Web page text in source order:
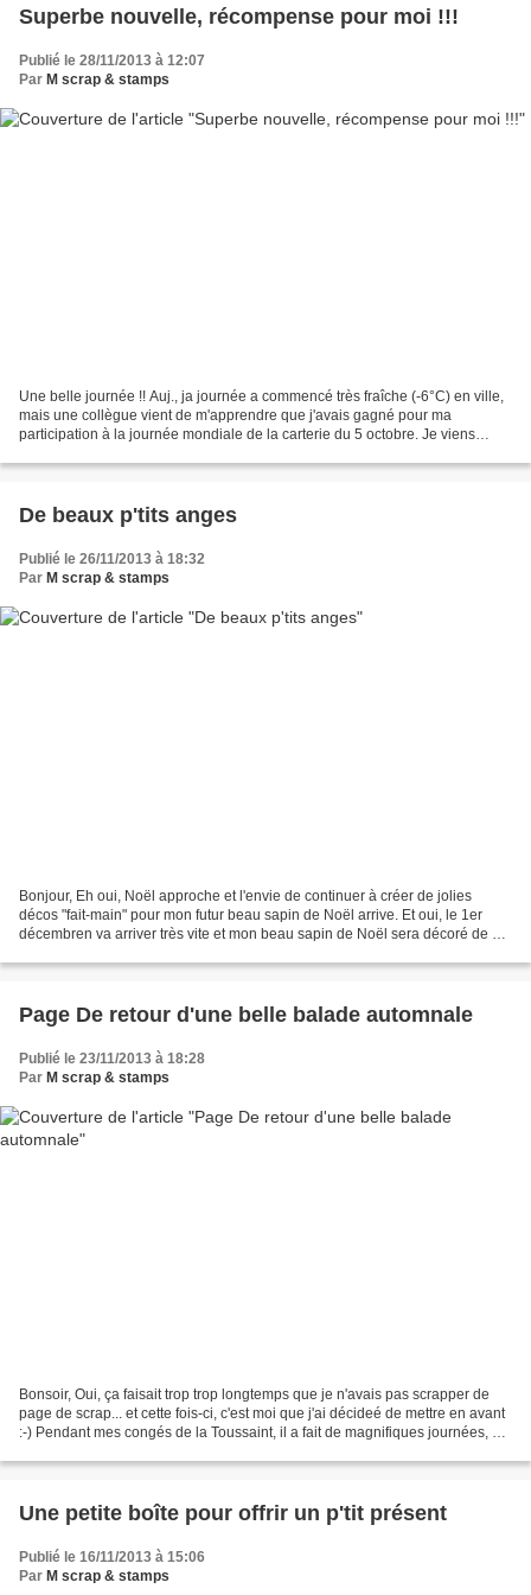
Superbe nouvelle, récompense pour moi !!!
Publié le 28/11/2013 à 12:07
Par M scrap & stamps
Une belle journée !! Auj., ja journée a commencé très fraîche (-6°C) en ville,
mais une collègue vient de m'apprendre que j'avais gagné pour ma
participation à la journée mondiale de la carterie du 5 octobre. Je viens
De beaux p'tits anges
Publié le 26/11/2013 à 18:32
Par M scrap & stamps
Bonjour, Eh oui, Noël approche et l'envie de continuer à créer de jolies
décos "fait-main" pour mon futur beau sapin de Noël arrive. Et oui, le 1er
décembren va arriver très vite et mon beau sapin de Noël sera décoré de ce
Page De retour d'une belle balade automnale
Publié le 23/11/2013 à 18:28
Par M scrap & stamps
Bonsoir, Oui, ça faisait trop trop longtemps que je n'avais pas scrapper de
page de scrap... et cette fois-ci, c'est moi que j'ai décideé de mettre en avant
:-) Pendant mes congés de la Toussaint, il a fait de magnifiques journées, et
Une petite boîte pour offrir un p'tit présent
Publié le 16/11/2013 à 15:06
Par M scrap & stamps